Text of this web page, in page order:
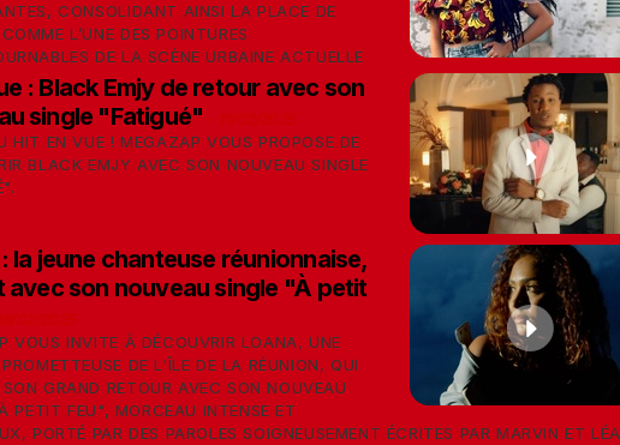
CONSOLIDANT AINSI LA PLACE DE
L’UNE DES POINTURES
DE LA SCÈNE URBAINE ACTUELLE
: Black Emjy de retour avec son
single "Fatigué"
HIT EN VUE ! MEGAZAP VOUS PROPOSE DE
BLACK EMJY AVEC SON NOUVEAU SINGLE
la jeune chanteuse réunionnaise,
avec son nouveau single "À petit
VOUS INVITE À DÉCOUVRIR LOANA, UNE
DE L'ÎLE DE LA RÉUNION, QUI
GRAND RETOUR AVEC SON NOUVEAU
PETIT FEU", MORCEAU INTENSE ET
PORTÉ PAR DES PAROLES SOIGNEUSEMENT ÉCRITES PAR MARVIN ET LÉA